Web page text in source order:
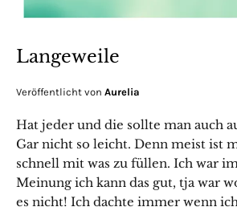
Langeweile
Veröffentlicht von Aurelia
Hat jeder und die sollte man auch
Gar nicht so leicht. Denn meist ist
schnell mit was zu füllen. Ich war
Meinung ich kann das gut, tja war
es nicht! Ich dachte immer wenn